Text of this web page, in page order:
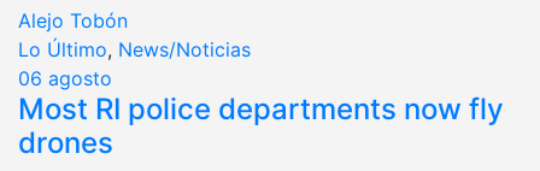
Alejo Tobón
Lo Último, News/Noticias
06 agosto
Most RI police departments now fly
drones